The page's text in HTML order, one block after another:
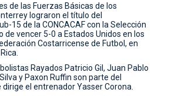
de las Fuerzas Básicas de los
lograron el título del
15 de la CONCACAF con la Selección
de vencer 5-0 a Estados Unidos en los
Costarricense de Futbol, en
Rayados Patricio Gil, Juan Pablo
y Paxon Ruffin son parte del
el entrenador Yasser Corona.